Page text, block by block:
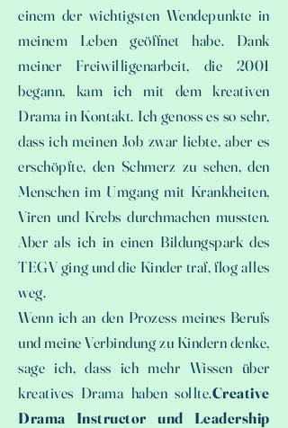
einem der wichtigsten Wendepunkte in
meinem Leben geöffnet habe. Dank
meiner Freiwilligenarbeit, die 2001
begann, kam ich mit dem kreativen
Drama in Kontakt. Ich genoss es so sehr,
dass ich meinen Job zwar liebte, aber es
erschöpfte, den Schmerz zu sehen, den
Menschen im Umgang mit Krankheiten,
Viren und Krebs durchmachen mussten.
Aber als ich in einen Bildungspark des
TEGV ging und die Kinder traf, flog alles
weg.
Wenn ich an den Prozess meines Berufs
und meine Verbindung zu Kindern denke,
sage ich, dass ich mehr Wissen über
kreatives Drama haben sollte.Creative
Drama Instructor und Leadership